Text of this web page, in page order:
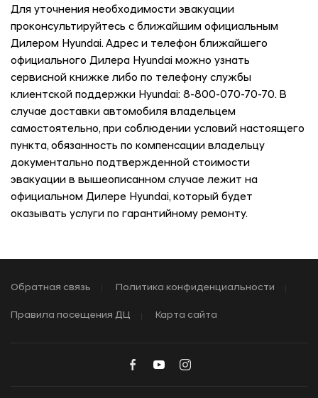
Для уточнения необходимости эвакуации
проконсультируйтесь с ближайшим официальным
Дилером Hyundai. Адрес и телефон ближайшего
официального Дилера Hyundai можно узнать
сервисной книжке либо по телефону службы
клиентской поддержки Hyundai: 8-800-070-70-70. В
случае доставки автомобиля владельцем
самостоятельно, при соблюдении условий настоящего
пункта, обязанность по компенсации владельцу
документально подтвержденной стоимости
эвакуации в вышеописанном случае лежит на
официальном Дилере Hyundai, который будет
оказывать услуги по гарантийному ремонту.
Обратная связь Политика конфиденциальности
Правила посещения ДЦ Карта сайта